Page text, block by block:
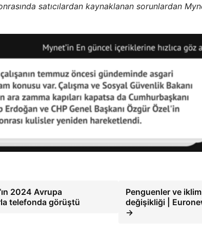
satıcılardan kaynaklanan sorunlardan
2024 Avrupa
telefonda görüştü
Penguenler ve iklim
değişikliği |
→